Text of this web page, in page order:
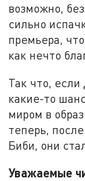
возможно,
сильно
премьера,
как нечто
Так что,
какие-то
миром в
теперь,
Биби, они
Уважаемые